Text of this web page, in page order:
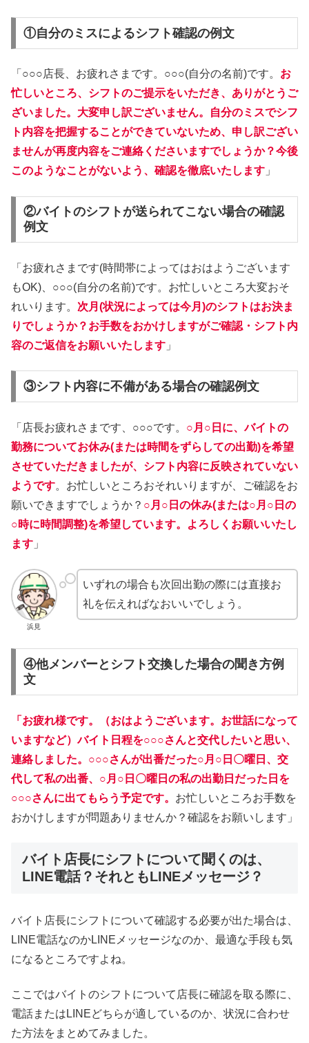
①自分のミスによるシフト確認の例文
「○○○店長、お疲れさまです。○○○(自分の名前)です。 お
忙しいところ、シフトのご提示をいただき、ありがとうご
ざいました。 大変申し訳ございません。自分のミスでシフ
ト内容を把握することができていないため、申し訳ござい
ませんが再度内容をご連絡くださいますでしょうか？今後
このようなことがないよう、確認を徹底いたします 」
②バイトのシフトが送られてこない場合の確認
例文
「お疲れさまです(時間帯によってはおはようございます
もOK)、○○○(自分の名前)です。お忙しいところ大変おそ
れいります。 次月(状況によっては今月)のシフトはお決ま
りでしょうか？お手数をおかけしますがご確認・シフト内
容のご返信をお願いいたします 」
③シフト内容に不備がある場合の確認例文
「店長お疲れさまです、○○○です。 ○月○日に、バイトの
勤務についてお休み(または時間をずらしての出勤)を希望
させていただきましたが、シフト内容に反映されていない
ようです。お忙しいところおそれいりますが、ご確認をお
願いできますでしょうか？ ○月○日の休み(または○月○日の
○時に時間調整)を希望しています。よろしくお願いいたし
ます 」
浜見
いずれの場合も次回出勤の際には直接お
礼を伝えればなおいいでしょう。
④他メンバーとシフト交換した場合の聞き方例
文
「お疲れ様です。（おはようございます。お世話になって
いますなど）バイト日程を○○○さんと交代したいと思い、
連絡しました。○○○さんが出番だった○月○日〇曜日、交
代して私の出番、○月○日〇曜日の私の出勤日だった日を
○○○さんに出てもらう予定です。 お忙しいところお手数を
おかけしますが問題ありませんか？確認をお願いします」
バイト店長にシフトについて聞くのは、
LINE電話？それともLINEメッセージ？
バイト店長にシフトについて確認する必要が出た場合は、
LINE電話なのかLINEメッセージなのか、最適な手段も気
になるところですよね。
ここではバイトのシフトについて店長に確認を取る際に、
電話またはLINEどちらが適しているのか、状況に合わせ
た方法をまとめてみました。